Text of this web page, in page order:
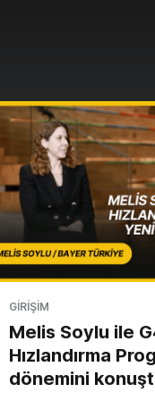
GIRIŞIM
Melis Soylu ile
Hızlandırma
dönemini